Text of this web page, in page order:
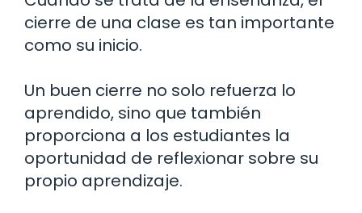
cierre de una clase es tan importante
como su inicio.
Un buen cierre no solo refuerza lo
aprendido, sino que también
proporciona a los estudiantes la
oportunidad de reflexionar sobre su
propio aprendizaje.